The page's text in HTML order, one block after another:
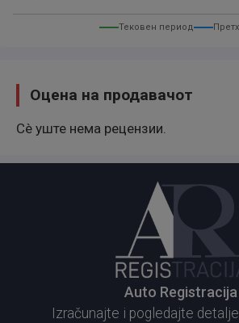
Тековен период
Оцена на продавачот
Сè уште нема рецензии.
Auto Registracija
Izračunajte i pogledajte